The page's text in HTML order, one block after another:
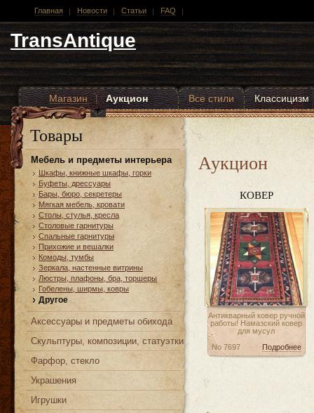
Главная Новости Статьи FAQ
TransAntique
Магазин | Аукцион Все стили
Классицизм
Другие стили
Товары
Мебель и предметы интерьера
Шкафы, книжные шкафы, горки
Буфеты, дрессуары
Бары, бюро, секретеры
Мягкая мебель, кровати
Столы, стулья, кресла
Столовые гарнитуры
Спальные гарнитуры
Прихожие и вешалки
Комоды, тумбы
Зеркала, настенные витрины
Люстры, плафоны, бра, торшеры
Гобелены, ширмы, ковры
Другое
Аксессуары и предметы обихода
Скульптуры, композиции, статуэтки
Фарфор, стекло
Украшения
Игрушки
Аукцион
КОВЕР
Антикварный ковер ручной
работы! Намазский ковер
для мусул
Подробнее
No 7697